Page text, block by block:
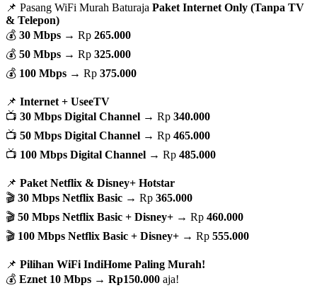
📌 Pasang WiFi Murah Baturaja Paket Internet Only (Tanpa TV
& Telepon)
💰 30 Mbps → Rp 265.000
💰 50 Mbps → Rp 325.000
💰 100 Mbps → Rp 375.000
📌 Internet + UseeTV
📺 30 Mbps Digital Channel → Rp 340.000
📺 50 Mbps Digital Channel → Rp 465.000
📺 100 Mbps Digital Channel → Rp 485.000
📌 Paket Netflix & Disney+ Hotstar
🎬 30 Mbps Netflix Basic → Rp 365.000
🎬 50 Mbps Netflix Basic + Disney+ → Rp 460.000
🎬 100 Mbps Netflix Basic + Disney+ → Rp 555.000
📌 Pilihan WiFi IndiHome Paling Murah!
💰 Eznet 10 Mbps → Rp150.000 aja!